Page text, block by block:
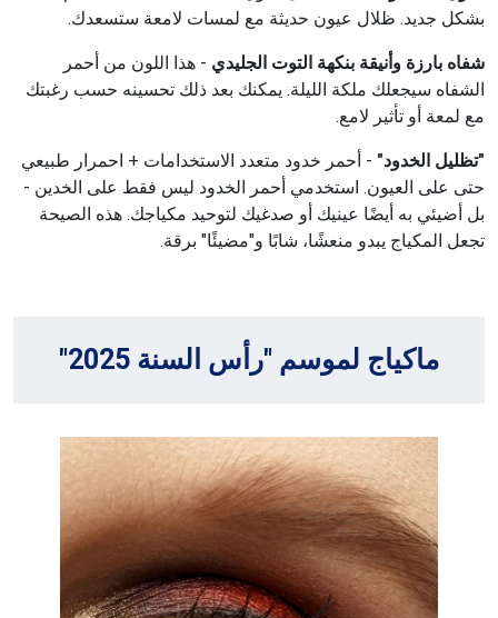
بشكل جديد. ظلال عيون حديثة مع لمسات لامعة ستسعدك.
شفاه بارزة وأنيقة بنكهة التوت الجليدي - هذا اللون من أحمر
الشفاه سيجعلك ملكة الليلة. يمكنك بعد ذلك تحسينه حسب رغبتك
مع لمعة أو تأثير لامع.
"تظليل الخدود" - أحمر خدود متعدد الاستخدامات + احمرار طبيعي
حتى على العيون. استخدمي أحمر الخدود ليس فقط على الخدين -
بل أضيئي به أيضًا عينيك أو صدغيك لتوحيد مكياجك. هذه الصيحة
تجعل المكياج يبدو منعشًا، شابًا و"مضيئًا" برقة.
ماكياج لموسم "رأس السنة 2025"